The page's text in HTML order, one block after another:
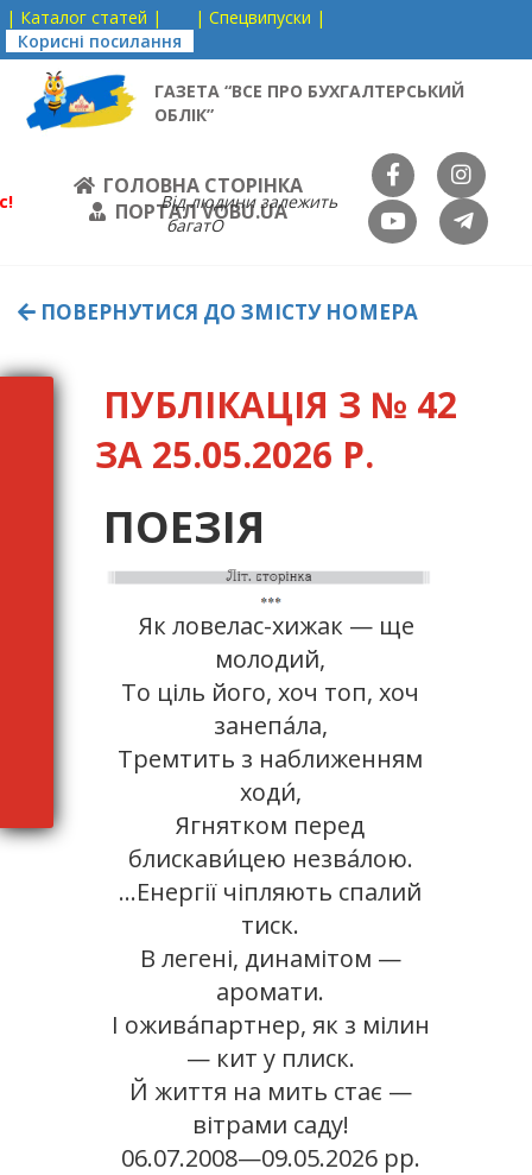
| Каталог статей |
| Спецвипуски |
Корисні посилання
ГАЗЕТА “ВСЕ ПРО БУХГАЛТЕРСЬКИЙ
ОБЛІК”
ГОЛОВНА СТОРІНКА
ПОРТАЛ VOBU.UA
Від людини залежить
багатО
ПОВЕРНУТИСЯ ДО ЗМІСТУ НОМЕРА
ПУБЛІКАЦІЯ З № 42
ЗА 25.05.2026 Р.
ПОЕЗІЯ
Як ловелас-хижак — ще
молодий,
То ціль його, хоч топ, хоч
занепа́ла,
Тремтить з наближенням
ходи́,
Ягнятком перед
блискави́цею незва́лою.
…Енергії чіпляють спалий
тиск.
В легені, динамітом —
аромати.
І ожива́партнер, як з мілин
— кит у плиск.
Й життя на мить стає —
вітрами саду!
06.07.2008—09.05.2026 рр.